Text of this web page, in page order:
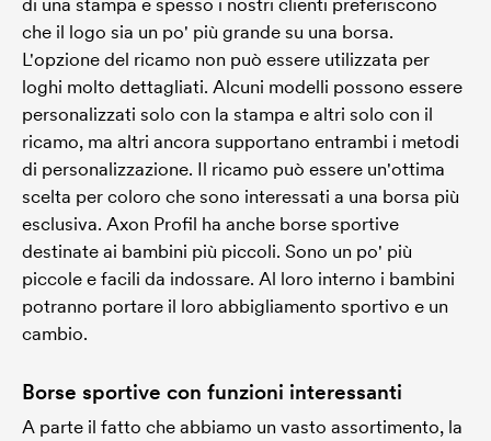
che il logo sia un po' più grande su una borsa.
L'opzione del ricamo non può essere utilizzata per
loghi molto dettagliati. Alcuni modelli possono essere
personalizzati solo con la stampa e altri solo con il
ricamo, ma altri ancora supportano entrambi i metodi
di personalizzazione. Il ricamo può essere un'ottima
scelta per coloro che sono interessati a una borsa più
esclusiva. Axon Profil ha anche borse sportive
destinate ai bambini più piccoli. Sono un po' più
piccole e facili da indossare. Al loro interno i bambini
potranno portare il loro abbigliamento sportivo e un
cambio.
Borse sportive con funzioni interessanti
A parte il fatto che abbiamo un vasto assortimento, la